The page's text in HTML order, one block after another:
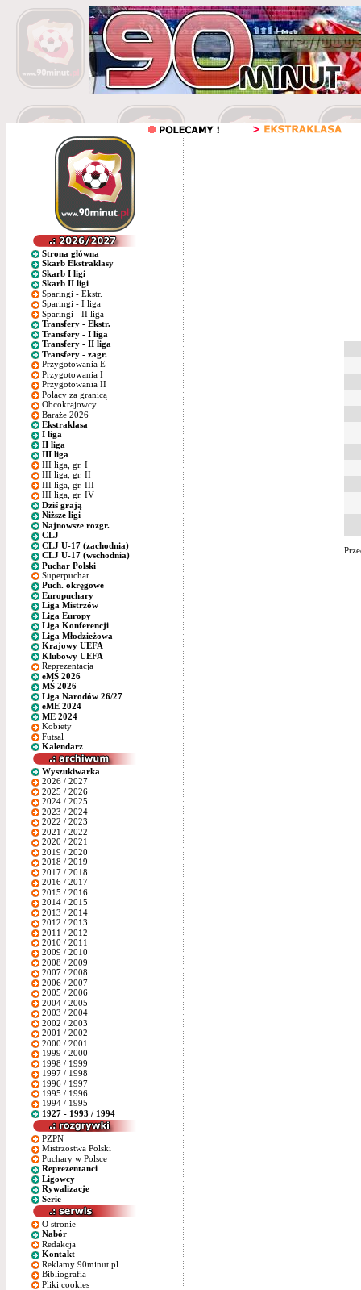
Strona główna
Skarb Ekstraklasy
Skarb I ligi
Skarb II ligi
Sparingi - Ekstr.
Sparingi - I liga
Sparingi - II liga
Transfery - Ekstr.
Transfery - I liga
Transfery - II liga
Transfery - zagr.
Przygotowania E
Przygotowania I
Przygotowania II
Polacy za granicą
Obcokrajowcy
Baraże 2026
Ekstraklasa
I liga
II liga
III liga
III liga, gr. I
III liga, gr. II
III liga, gr. III
III liga, gr. IV
Dziś grają
Niższe ligi
Najnowsze rozgr.
CLJ
CLJ U-17 (zachodnia)
CLJ U-17 (wschodnia)
Puchar Polski
Superpuchar
Puch. okręgowe
Europuchary
Liga Mistrzów
Liga Europy
Liga Konferencji
Liga Młodzieżowa
Krajowy UEFA
Klubowy UEFA
Reprezentacja
eMŚ 2026
MŚ 2026
Liga Narodów 26/27
eME 2024
ME 2024
Kobiety
Futsal
Kalendarz
Wyszukiwarka
2026 / 2027
2025 / 2026
2024 / 2025
2023 / 2024
2022 / 2023
2021 / 2022
2020 / 2021
2019 / 2020
2018 / 2019
2017 / 2018
2016 / 2017
2015 / 2016
2014 / 2015
2013 / 2014
2012 / 2013
2011 / 2012
2010 / 2011
2009 / 2010
2008 / 2009
2007 / 2008
2006 / 2007
2005 / 2006
2004 / 2005
2003 / 2004
2002 / 2003
2001 / 2002
2000 / 2001
1999 / 2000
1998 / 1999
1997 / 1998
1996 / 1997
1995 / 1996
1994 / 1995
1927 - 1993 / 1994
PZPN
Mistrzostwa Polski
Puchary w Polsce
Reprezentanci
Ligowcy
Rywalizacje
Serie
O stronie
Nabór
Redakcja
Kontakt
Reklamy 90minut.pl
Bibliografia
Pliki cookies